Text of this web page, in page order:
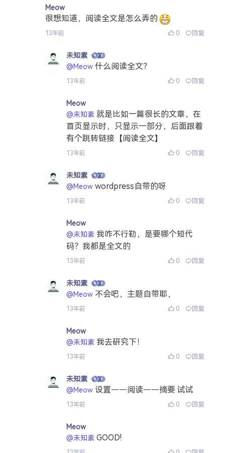
Meow
很想知道，阅读全文是怎么弄的
13年前 0 回复
未知素
@Meow 什么阅读全文？
13年前 0 回复
Meow
@未知素 就是比如一篇很长的文章，在
首页显示时，只显示一部分，后面跟着
有个跳转链接【阅读全文】
13年前 0 回复
未知素
@Meow wordpress自带的呀
13年前 0 回复
Meow
@未知素 我咋不行勒，是要哪个短代
码？我都是全文的
13年前 0 回复
未知素
@Meow 不会吧，主题自带耶，
13年前 0 回复
Meow
@未知素 我去研究下！
13年前 0 回复
未知素
@Meow 设置——阅读——摘要 试试
13年前 0 回复
Meow
@未知素 GOOD!